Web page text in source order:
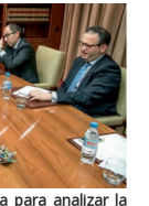
para analizar la